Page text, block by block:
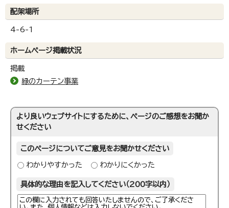
配架場所
4-6-1
ホームページ掲載状況
掲載
緑のカーテン事業
より良いウェブサイトにするために、ページのご感想をお聞か
せください
このページについてご意見をお聞かせください
わかりやすかった わかりにくかった
具体的な理由を記入してください（200字以内）